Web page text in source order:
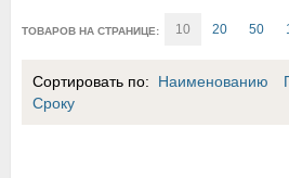
ТОВАРОВ НА СТРАНИЦЕ: 10 20 50
Сортировать по: Наименованию
Сроку